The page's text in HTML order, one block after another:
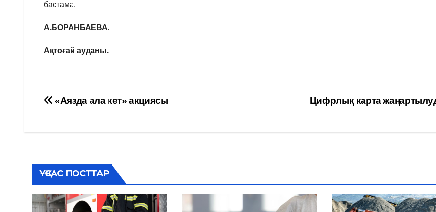
бастама.
А.БОРАНБАЕВА.
Ақтоғай ауданы.
Навигация
Цифрлық карта
«Аязда ала кет» акциясы
ҰҚСАС ПОСТТАР